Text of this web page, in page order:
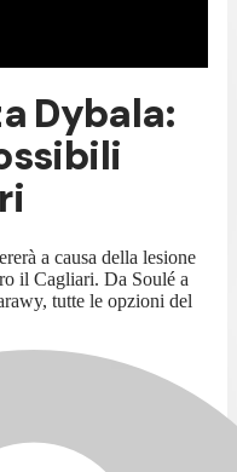
Dybala:
a causa della lesione
il Cagliari. Da Soulé a
tutte le opzioni del